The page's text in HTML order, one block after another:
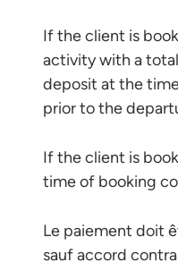
If the client is
activity with a
deposit at the
prior to the
If the client is
time of booking
Le paiement doit
sauf accord